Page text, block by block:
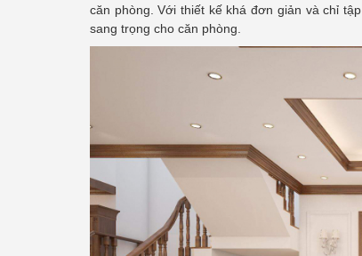
căn phòng. Với thiết kế khá đơn giản và chỉ
sang trọng cho căn phòng.